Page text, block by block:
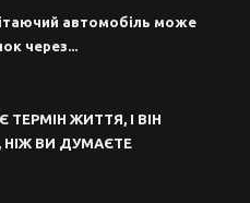
автомобіль може
через...
ЖИТТЯ, І ВІН
ВИ ДУМАЄТЕ